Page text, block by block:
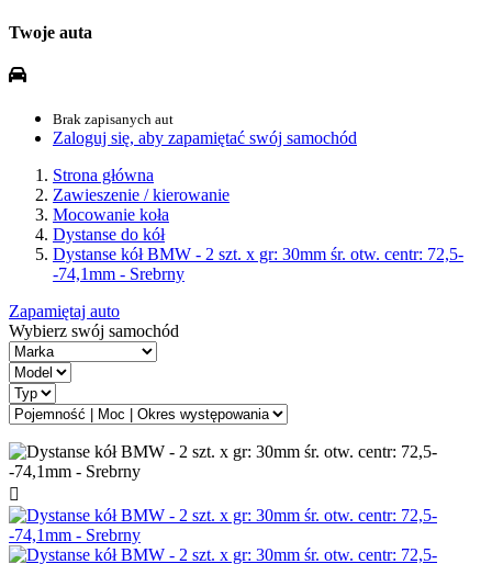
Twoje auta
Brak zapisanych aut
Zaloguj się, aby zapamiętać swój samochód
Strona główna
Zawieszenie / kierowanie
Mocowanie koła
Dystanse do kół
Dystanse kół BMW - 2 szt. x gr: 30mm śr. otw. centr: 72,5-
-74,1mm - Srebrny
Zapamiętaj auto
Wybierz swój samochód
